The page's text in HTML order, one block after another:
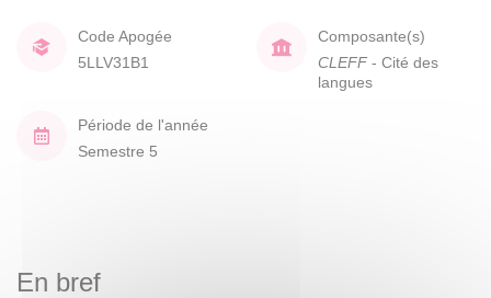
Code Apogée
5LLV31B1
Composante(s)
CLEFF - Cité des
langues
Période de l'année
Semestre 5
En bref